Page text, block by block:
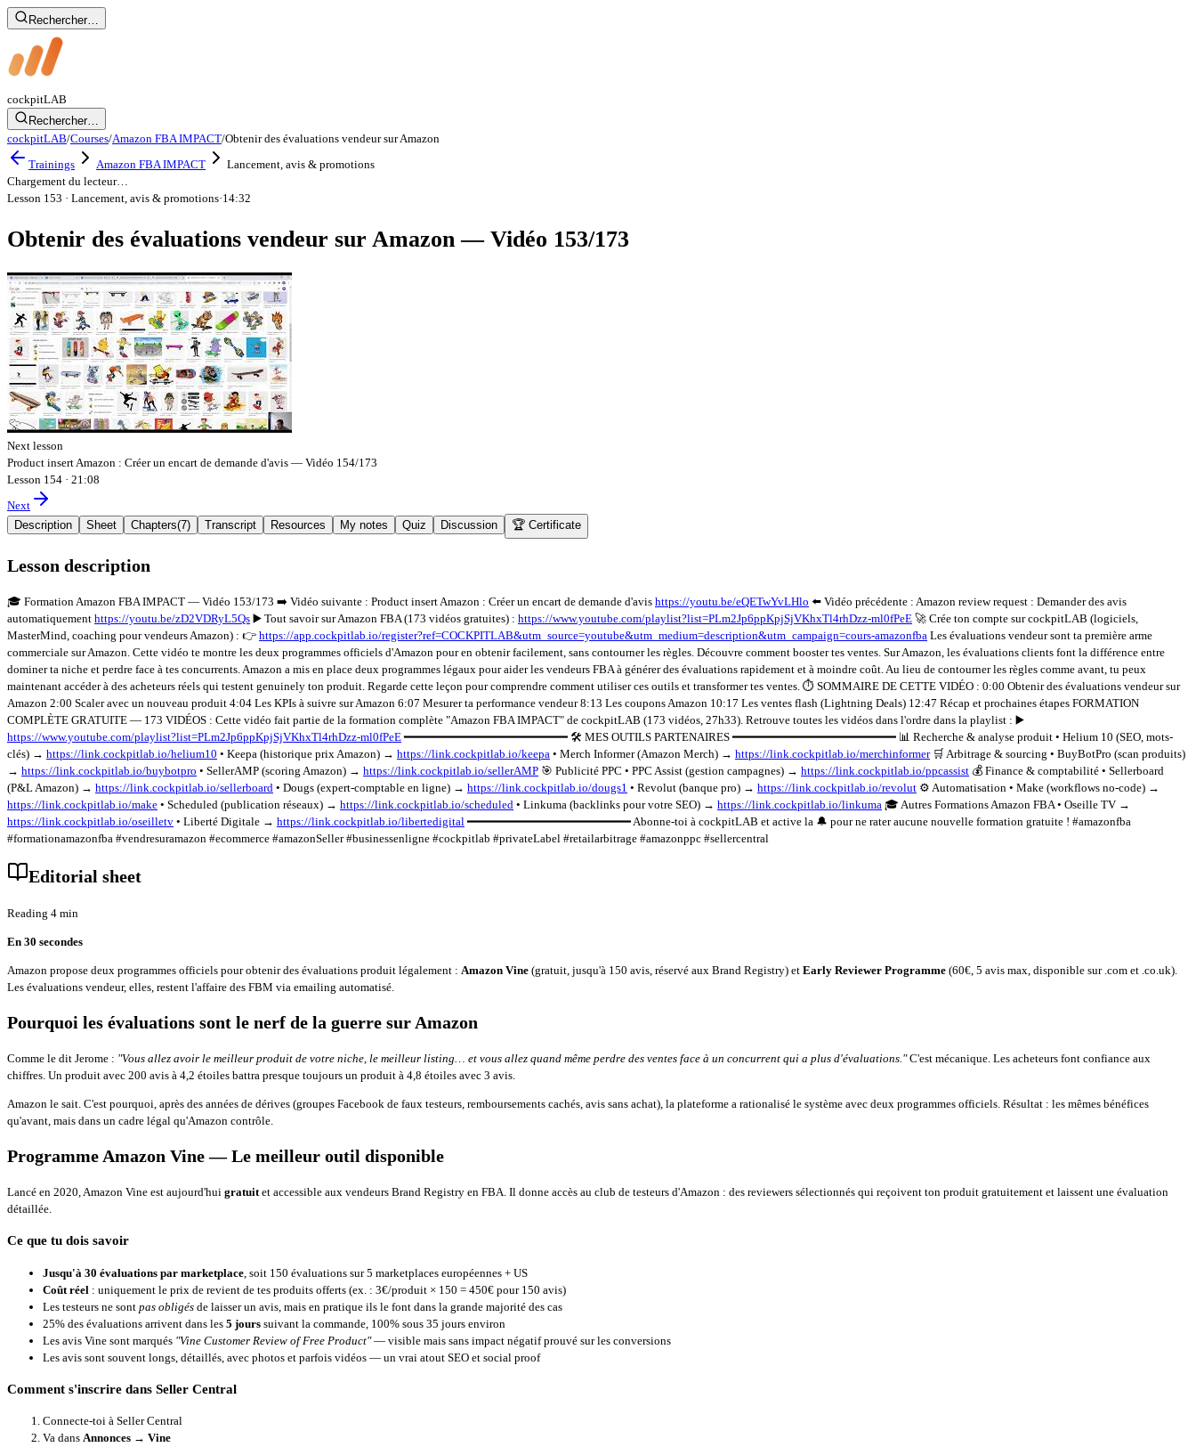
Rechercher…
cockpitLAB
Rechercher…
cockpitLAB/Courses/Amazon FBA IMPACT/Obtenir des évaluations vendeur sur Amazon
Trainings
Amazon FBA IMPACT
Lancement, avis & promotions
Chargement du lecteur…
Lesson 153 · Lancement, avis & promotions·14:32
Obtenir des évaluations vendeur sur Amazon — Vidéo 153/173
Next lesson
Product insert Amazon : Créer un encart de demande d'avis — Vidéo 154/173
Lesson 154 · 21:08
Next
Description
Sheet Chapters(7) Transcript Resources My notes Quiz Discussion 🏆 Certificate
Lesson description
🎓 Formation Amazon FBA IMPACT — Vidéo 153/173 ➡️ Vidéo suivante : Product insert Amazon : Créer un encart de demande d'avis https://youtu.be/eQETwYvLHlo ⬅️ Vidéo précédente : Amazon review request : Demander des avis
automatiquement https://youtu.be/zD2VDRyL5Qs ▶️ Tout savoir sur Amazon FBA (173 vidéos gratuites) : https://www.youtube.com/playlist?list=PLm2Jp6ppKpjSjVKhxTl4rhDzz-ml0fPeE 🚀 Crée ton compte sur cockpitLAB (logiciels,
MasterMind, coaching pour vendeurs Amazon) : 👉 https://app.cockpitlab.io/register?ref=COCKPITLAB&utm_source=youtube&utm_medium=description&utm_campaign=cours-amazonfba Les évaluations vendeur sont ta première arme
commerciale sur Amazon. Cette vidéo te montre les deux programmes officiels d'Amazon pour en obtenir facilement, sans contourner les règles. Découvre comment booster tes ventes. Sur Amazon, les évaluations clients font la différence entre
dominer ta niche et perdre face à tes concurrents. Amazon a mis en place deux programmes légaux pour aider les vendeurs FBA à générer des évaluations rapidement et à moindre coût. Au lieu de contourner les règles comme avant, tu peux
maintenant accéder à des acheteurs réels qui testent genuinely ton produit. Regarde cette leçon pour comprendre comment utiliser ces outils et transformer tes ventes. ⏱️ SOMMAIRE DE CETTE VIDÉO : 0:00 Obtenir des évaluations vendeur sur
Amazon 2:00 Scaler avec un nouveau produit 4:04 Les KPIs à suivre sur Amazon 6:07 Mesurer ta performance vendeur 8:13 Les coupons Amazon 10:17 Les ventes flash (Lightning Deals) 12:47 Récap et prochaines étapes FORMATION
COMPLÈTE GRATUITE — 173 VIDÉOS : Cette vidéo fait partie de la formation complète "Amazon FBA IMPACT" de cockpitLAB (173 vidéos, 27h33). Retrouve toutes les vidéos dans l'ordre dans la playlist : ▶️
https://www.youtube.com/playlist?list=PLm2Jp6ppKpjSjVKhxTl4rhDzz-ml0fPeE━━━━━━━━━━━━━━━━━━━━━━━ 🛠️ MES OUTILS PARTENAIRES ━━━━━━━━━━━━━━━━━━━━━━━ 📊 Recherche & analyse produit • Helium 10 (SEO, mots-
clés) → https://link.cockpitlab.io/helium10 • Keepa (historique prix Amazon) → https://link.cockpitlab.io/keepa • Merch Informer (Amazon Merch) → https://link.cockpitlab.io/merchinformer🛒 Arbitrage & sourcing • BuyBotPro (scan produits)
→ https://link.cockpitlab.io/buybotpro • SellerAMP (scoring Amazon) → https://link.cockpitlab.io/sellerAMP 🎯 Publicité PPC • PPC Assist (gestion campagnes) → https://link.cockpitlab.io/ppcassist 💰 Finance & comptabilité • Sellerboard
(P&L Amazon) → https://link.cockpitlab.io/sellerboard • Dougs (expert-comptable en ligne) → https://link.cockpitlab.io/dougs1 • Revolut (banque pro) → https://link.cockpitlab.io/revolut ⚙️ Automatisation • Make (workflows no-code) →
https://link.cockpitlab.io/make • Scheduled (publication réseaux) → https://link.cockpitlab.io/scheduled • Linkuma (backlinks pour votre SEO) → https://link.cockpitlab.io/linkuma 🎓 Autres Formations Amazon FBA • Oseille TV →
https://link.cockpitlab.io/oseilletv • Liberté Digitale → https://link.cockpitlab.io/libertedigital━━━━━━━━━━━━━━━━━━━━━━━ Abonne-toi à cockpitLAB et active la 🔔 pour ne rater aucune nouvelle formation gratuite ! #amazonfba
#formationamazonfba #vendresuramazon #ecommerce #amazonSeller #businessenligne #cockpitlab #privateLabel #retailarbitrage #amazonppc #sellercentral
Editorial sheet
Reading 4 min
En 30 secondes
Amazon propose deux programmes officiels pour obtenir des évaluations produit légalement : Amazon Vine (gratuit, jusqu'à 150 avis, réservé aux Brand Registry) et Early Reviewer Programme (60€, 5 avis max, disponible sur .com et .co.uk).
Les évaluations vendeur, elles, restent l'affaire des FBM via emailing automatisé.
Pourquoi les évaluations sont le nerf de la guerre sur Amazon
Comme le dit Jerome : "Vous allez avoir le meilleur produit de votre niche, le meilleur listing… et vous allez quand même perdre des ventes face à un concurrent qui a plus d'évaluations."C'est mécanique. Les acheteurs font confiance aux
chiffres. Un produit avec 200 avis à 4,2 étoiles battra presque toujours un produit à 4,8 étoiles avec 3 avis.
Amazon le sait. C'est pourquoi, après des années de dérives (groupes Facebook de faux testeurs, remboursements cachés, avis sans achat), la plateforme a rationalisé le système avec deux programmes officiels. Résultat : les mêmes bénéfices
qu'avant, mais dans un cadre légal qu'Amazon contrôle.
Programme Amazon Vine — Le meilleur outil disponible
Lancé en 2020, Amazon Vine est aujourd'hui gratuitet accessible aux vendeurs Brand Registry en FBA. Il donne accès au club de testeurs d'Amazon : des reviewers sélectionnés qui reçoivent ton produit gratuitement et laissent une évaluation
détaillée.
Ce que tu dois savoir
Jusqu'à 30 évaluations par marketplace , soit 150 évaluations sur 5 marketplaces européennes + US
Coût réel : uniquement le prix de revient de tes produits offerts (ex. : 3€/produit × 150 = 450€ pour 150 avis)
Les testeurs ne sont pas obligés de laisser un avis, mais en pratique ils le font dans la grande majorité des cas
25% des évaluations arrivent dans les 5 jours suivant la commande, 100% sous 35 jours environ
Les avis Vine sont marqués "Vine Customer Review of Free Product"— visible mais sans impact négatif prouvé sur les conversions
Les avis sont souvent longs, détaillés, avec photos et parfois vidéos — un vrai atout SEO et social proof
Comment s'inscrire dans Seller Central
Connecte-toi à Seller Central
Va dans Annonces → Vine